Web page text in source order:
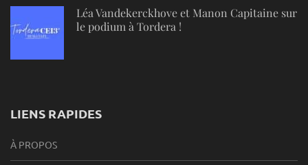
Léa Vandekerckhove et Manon Capitaine sur
le podium à Tordera !
LIENS RAPIDES
À PROPOS